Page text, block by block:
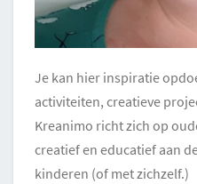
Je kan hier inspiratie
activiteiten, creatieve
Kreanimo richt zich op
creatief en educatief aan
kinderen (of met zichzelf.)